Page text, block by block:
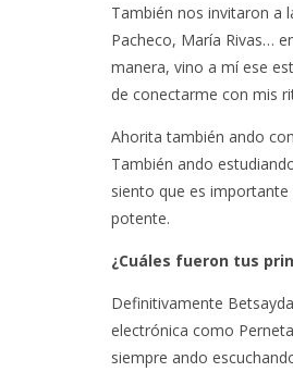
También nos invitaron a
Pacheco, María Rivas…
manera, vino a mí ese
de conectarme con mis
Ahorita también ando
También ando
siento que es
potente.
¿Cuáles fueron tus
Definitivamente
electrónica como
siempre ando